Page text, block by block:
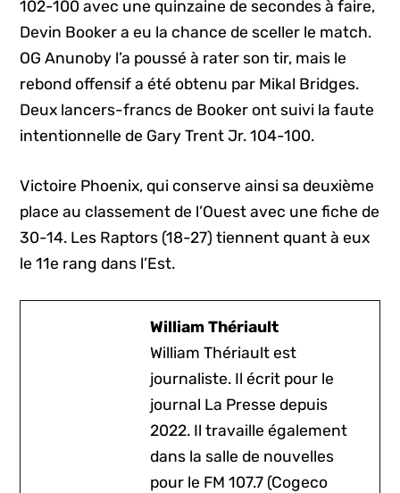
102-100 avec une quinzaine de secondes à faire,
Devin Booker a eu la chance de sceller le match.
OG Anunoby l’a poussé à rater son tir, mais le
rebond offensif a été obtenu par Mikal Bridges.
Deux lancers-francs de Booker ont suivi la faute
intentionnelle de Gary Trent Jr. 104-100.
Victoire Phoenix, qui conserve ainsi sa deuxième
place au classement de l’Ouest avec une fiche de
30-14. Les Raptors (18-27) tiennent quant à eux
le 11e rang dans l’Est.
William Thériault
William Thériault est
journaliste. Il écrit pour le
journal La Presse depuis
2022. Il travaille également
dans la salle de nouvelles
pour le FM 107.7 (Cogeco